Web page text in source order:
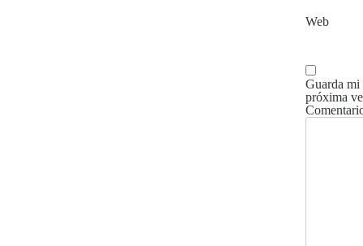
Web
Guarda mi
próxima